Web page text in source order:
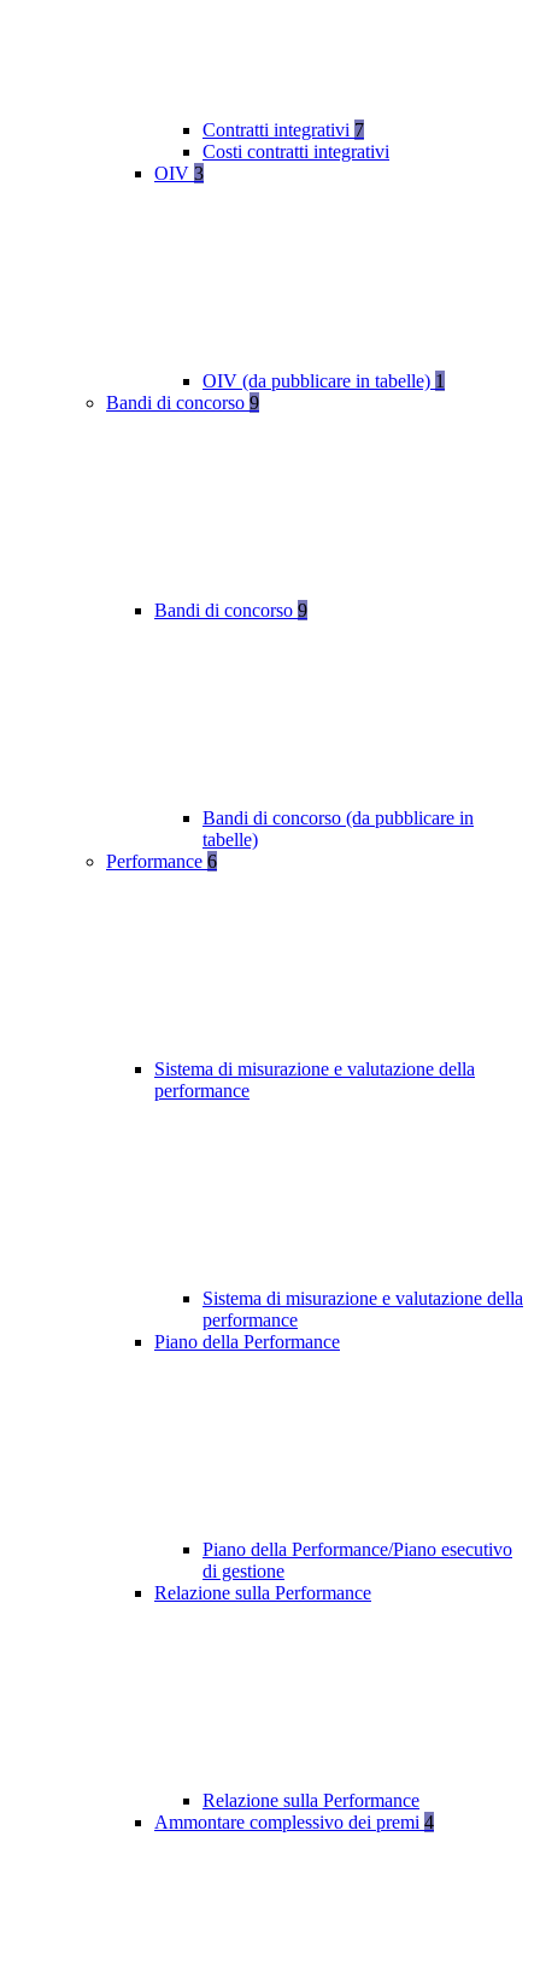
Contratti integrativi 7
Costi contratti integrativi
OIV 3
OIV (da pubblicare in tabelle) 1
Bandi di concorso 9
Bandi di concorso 9
Bandi di concorso (da pubblicare in
tabelle)
Performance 6
Sistema di misurazione e valutazione della
performance
Sistema di misurazione e valutazione della
performance
Piano della Performance
Piano della Performance/Piano esecutivo
di gestione
Relazione sulla Performance
Relazione sulla Performance
Ammontare complessivo dei premi 4